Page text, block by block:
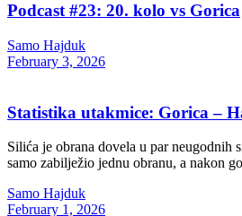
Podcast #23: 20. kolo vs Gorica
Samo Hajduk
February 3, 2026
Statistika utakmice: Gorica –
Silića je obrana dovela u par neugodnih
samo zabilježio jednu obranu, a nakon
Samo Hajduk
February 1, 2026